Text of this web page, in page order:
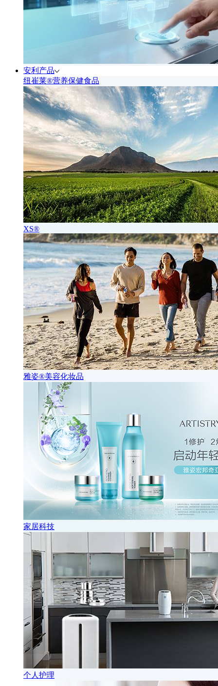
安利产品
纽崔莱®营养保健食品
XS®
雅姿®美容化妆品
家居科技
个人护理